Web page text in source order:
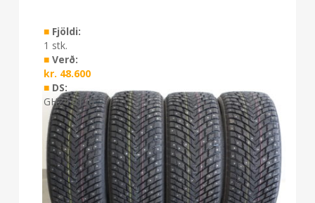
■Fjöldi:
1 stk.
■Verð:
kr. 48.600
■DS:
GH24 0126